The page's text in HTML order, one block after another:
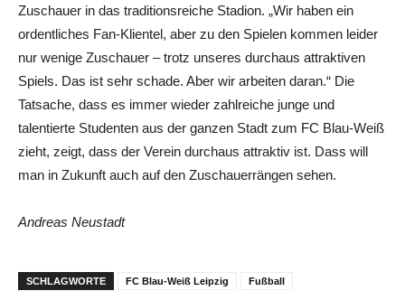
Zuschauer in das traditionsreiche Stadion. „Wir haben ein
ordentliches Fan-Klientel, aber zu den Spielen kommen leider
nur wenige Zuschauer – trotz unseres durchaus attraktiven
Spiels. Das ist sehr schade. Aber wir arbeiten daran.“ Die
Tatsache, dass es immer wieder zahlreiche junge und
talentierte Studenten aus der ganzen Stadt zum FC Blau-Weiß
zieht, zeigt, dass der Verein durchaus attraktiv ist. Dass will
man in Zukunft auch auf den Zuschauerrängen sehen.
Andreas Neustadt
SCHLAGWORTE FC Blau-Weiß Leipzig
Fußball